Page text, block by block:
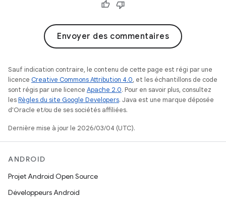
Envoyer des commentaires
Sauf indication contraire, le contenu de cette page est régi par une
licence Creative Commons Attribution 4.0, et les échantillons de code
sont régis par une licence Apache 2.0. Pour en savoir plus, consultez
lesRègles du site Google Developers. Java est une marque déposée
d'Oracle et/ou de ses sociétés affiliées.
Dernière mise à jour le 2026/03/04 (UTC).
ANDROID
Projet Android Open Source
Développeurs Android